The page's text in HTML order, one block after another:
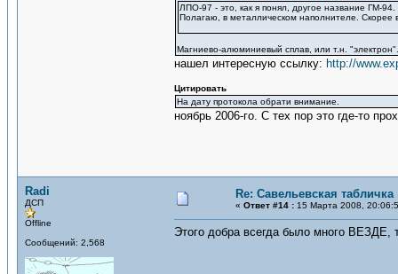
ЛПО-97 - это, как я понял, другое название ГМ-94.
Полагаю, в металлическом наполнителе.
Магниево-алюминиевый сплав, или т.н. "электрон".
нашел интересную ссылку: http://
Цитировать
На дату протокола обрати внимание.
ноябрь 2006-го. С тех пор это где-то
Radi
ДСП
Offline
Сообщений: 2,568
Re: Савельевская табличка
« Ответ #14 : 15 Марта 2008,
Этого добра всегда было много ВЕЗДЕ,